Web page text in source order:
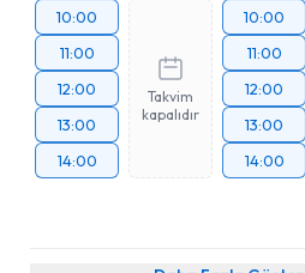
10:00
11:00
12:00
13:00
14:00
Takvim
kapalıdır
10:00
11:00
12:00
13:00
14:00